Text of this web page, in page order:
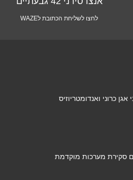
לחצו לשליחת הכתובת לWAZE
כרוני ואנדומטריוזיס
סקירת מערכות מוקדמת